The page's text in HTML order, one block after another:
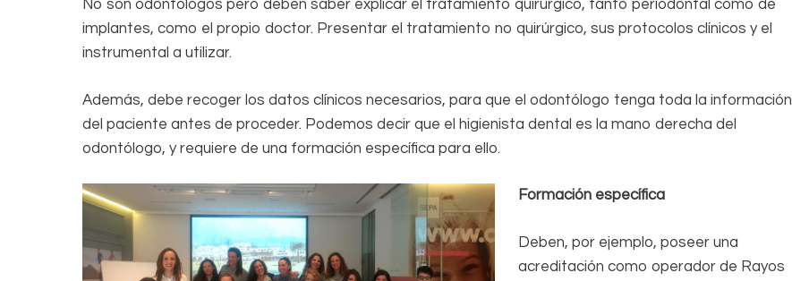
No son odontólogos pero deben saber explicar el tratamiento quirúrgico, tanto periodontal como de
implantes, como el propio doctor. Presentar el tratamiento no quirúrgico, sus protocolos clínicos y el
instrumental a utilizar.
Además, debe recoger los datos clínicos necesarios, para que el odontólogo tenga toda la información
del paciente antes de proceder. Podemos decir que el higienista dental es la mano derecha del
odontólogo, y requiere de una formación específica para ello.
Formación específica
Deben, por ejemplo, poseer una
acreditación como operador de Rayos